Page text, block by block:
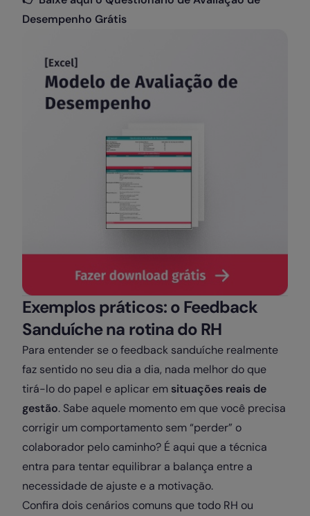
Desempenho Grátis
Exemplos práticos: o Feedback
Sanduíche na rotina do RH
Para entender se o feedback sanduíche realmente
faz sentido no seu dia a dia, nada melhor do que
tirá-lo do papel e aplicar em situações reais de
gestão. Sabe aquele momento em que você precisa
corrigir um comportamento sem “perder” o
colaborador pelo caminho? É aqui que a técnica
entra para tentar equilibrar a balança entre a
necessidade de ajuste e a motivação.
Confira dois cenários comuns que todo RH ou